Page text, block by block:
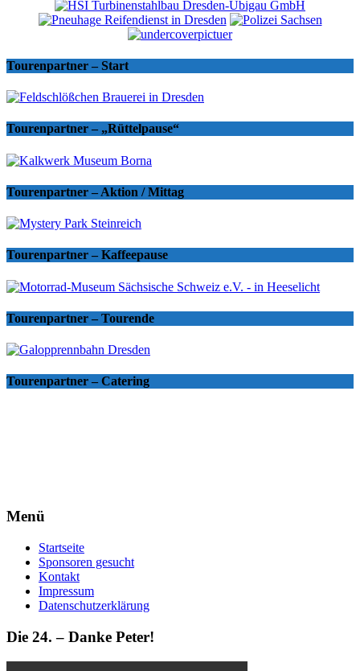
Tourenpartner – Start
Tourenpartner – „Rüttelpause“
Tourenpartner – Aktion / Mittag
Tourenpartner – Kaffeepause
Tourenpartner – Tourende
Tourenpartner – Catering
Menü
Startseite
Sponsoren gesucht
Kontakt
Impressum
Datenschutzerklärung
Die 24. – Danke Peter!